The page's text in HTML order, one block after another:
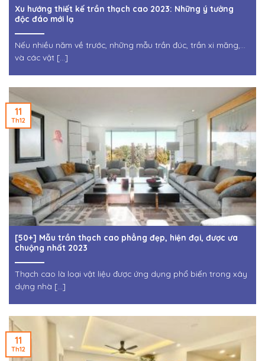
Xu hướng thiết kế trần thạch cao 2023: Những ý tưởng
độc đáo mới lạ
Nếu nhiều năm về trước, những mẫu trần đúc, trần xi măng,…
và các vật [...]
[50+] Mẫu trần thạch cao phẳng đẹp, hiện đại, được ưa
chuộng nhất 2023
Thạch cao là loại vật liệu được ứng dụng phổ biến trong xây
dựng nhà [...]
11
Th12
11
Th12